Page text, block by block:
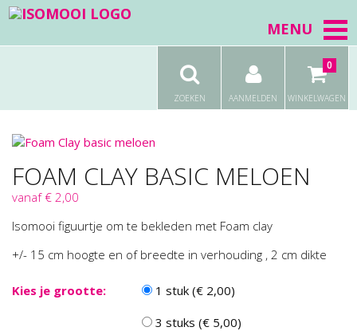
MENU
ZOEKEN AANMELDEN WINKELWAGEN
0
FOAM CLAY BASIC MELOEN
vanaf € 2,00
Isomooi figuurtje om te bekleden met Foam clay
+/- 15 cm hoogte en of breedte in verhouding , 2 cm dikte
Kies je grootte:
1 stuk (€ 2,00)
3 stuks (€ 5,00)